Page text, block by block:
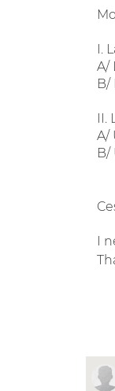
I.
A/
B/
II.
A/
B/
I